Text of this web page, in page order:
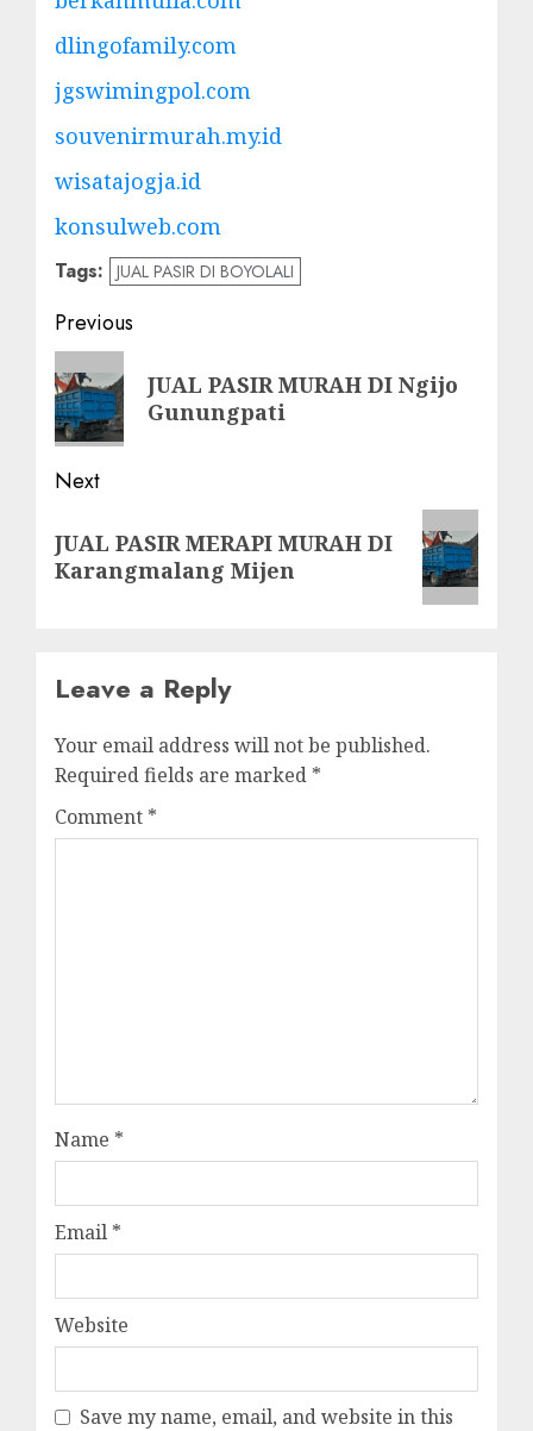
dlingofamily.com
jgswimingpol.com
souvenirmurah.my.id
wisatajogja.id
konsulweb.com
Tags: JUAL PASIR DI BOYOLALI
Post
navigation
Previous
Previous
post:
JUAL PASIR MURAH DI Ngijo
Gunungpati
Next
post:
JUAL PASIR MERAPI MURAH DI
Karangmalang Mijen
Leave a Reply
Your email address will not be published.
Required fields are marked *
Comment *
Name *
Email *
Website
Save my name, email, and website in this